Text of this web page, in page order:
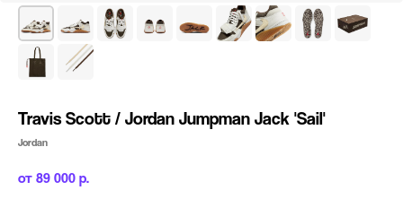
Travis Scott / Jordan Jumpman Jack 'Sail'
Jordan
89 000 р.